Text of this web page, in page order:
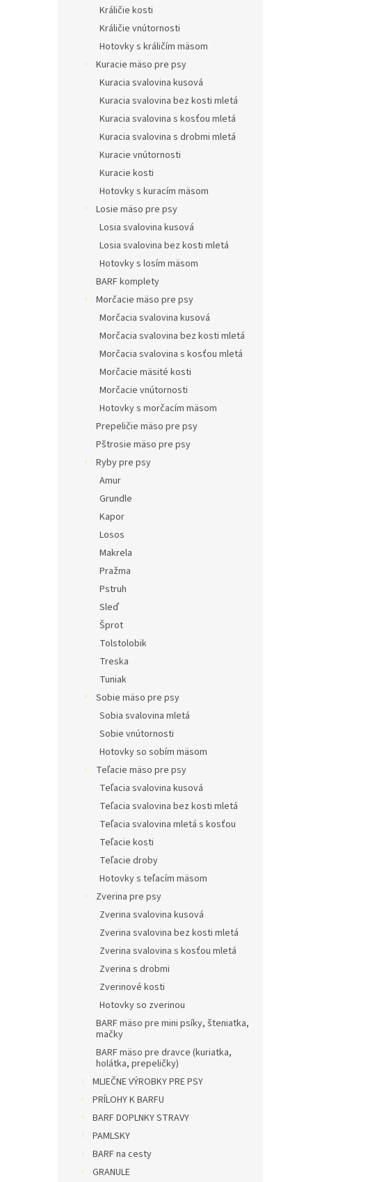
Králičie kosti
Králičie vnútornosti
Hotovky s králičím mäsom
Kuracie mäso pre psy
Kuracia svalovina kusová
Kuracia svalovina bez kosti mletá
Kuracia svalovina s kosťou mletá
Kuracia svalovina s drobmi mletá
Kuracie vnútornosti
Kuracie kosti
Hotovky s kuracím mäsom
Losie mäso pre psy
Losia svalovina kusová
Losia svalovina bez kosti mletá
Hotovky s losím mäsom
BARF komplety
Morčacie mäso pre psy
Morčacia svalovina kusová
Morčacia svalovina bez kosti mletá
Morčacia svalovina s kosťou mletá
Morčacie mäsité kosti
Morčacie vnútornosti
Hotovky s morčacím mäsom
Prepeličie mäso pre psy
Pštrosie mäso pre psy
Ryby pre psy
Amur
Grundle
Kapor
Losos
Makrela
Pražma
Pstruh
Sleď
Šprot
Tolstolobik
Treska
Tuniak
Sobie mäso pre psy
Sobia svalovina mletá
Sobie vnútornosti
Hotovky so sobím mäsom
Teľacie mäso pre psy
Teľacia svalovina kusová
Teľacia svalovina bez kosti mletá
Teľacia svalovina mletá s kosťou
Teľacie kosti
Teľacie droby
Hotovky s teľacím mäsom
Zverina pre psy
Zverina svalovina kusová
Zverina svalovina bez kosti mletá
Zverina svalovina s kosťou mletá
Zverina s drobmi
Zverinové kosti
Hotovky so zverinou
BARF mäso pre mini psíky, šteniatka,
mačky
BARF mäso pre dravce (kuriatka,
holátka, prepeličky)
MLIEČNE VÝROBKY PRE PSY
PRÍLOHY K BARFU
BARF DOPLNKY STRAVY
PAMLSKY
BARF na cesty
GRANULE